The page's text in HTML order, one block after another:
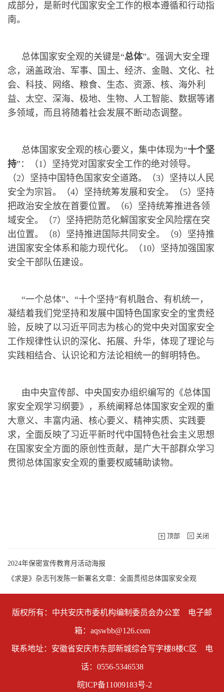
成部分，是新时代国家安全工作的根本遵循和行动指
南。
总体国家安全观的关键是“总体”。强调大安全理
念，涵盖政治、军事、国土、经济、金融、文化、社
会、科技、网络、粮食、生态、资源、核、海外利
益、太空、深海、极地、生物、人工智能、数据等诸
多领域，而且将随着社会发展不断动态调整。
总体国家安全观的核心要义，集中体现为“十个坚
持”：（1）坚持党对国家安全工作的绝对领导。
（2）坚持中国特色国家安全道路。（3）坚持以人民
安全为宗旨。（4）坚持统筹发展和安全。（5）坚持
把政治安全放在首要位置。（6）坚持统筹推进各领
域安全。（7）坚持把防范化解国家安全风险摆在突
出位置。（8）坚持推进国际共同安全。（9）坚持推
进国家安全体系和能力现代化。（10）坚持加强国家
安全干部队伍建设。
“一个总体”、“十个坚持”有机融合、有机统一，
凝结着我们党坚持和发展中国特色国家安全的宝贵经
验，反映了以习近平同志为核心的党中央对国家安全
工作规律性认识的深化、拓展、升华，体现了理论与
实践相结合、认识论和方法论相统一的鲜明特色。
由中央宣传部、中央国安办组织编写的《总体国
家安全观学习纲要》，系统阐释总体国家安全观的重
大意义、丰富内涵、核心要义、精神实质、实践要
求，全面反映了习近平新时代中国特色社会主义思想
在国家安全方面的原创性贡献，是广大干部群众学习
贯彻总体国家安全观的重要权威辅助读物。
顶部 关闭
2024年保密宣传教育月活动海报
《求是》杂志刊发陈一新署名文章：全面贯彻总体国家安全观
版权所有：中共安庆市委机构编制委员会办公室 电子邮
箱：aqswbb@126.com
联系地址：安徽省安庆市东部新城综合写字楼8楼C区 电
话：0556-5346538
皖ICP备11009183号-2